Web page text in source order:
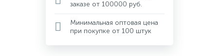
заказе от 100000 руб.
Минимальная оптовая цена
при покупке от 100 штук